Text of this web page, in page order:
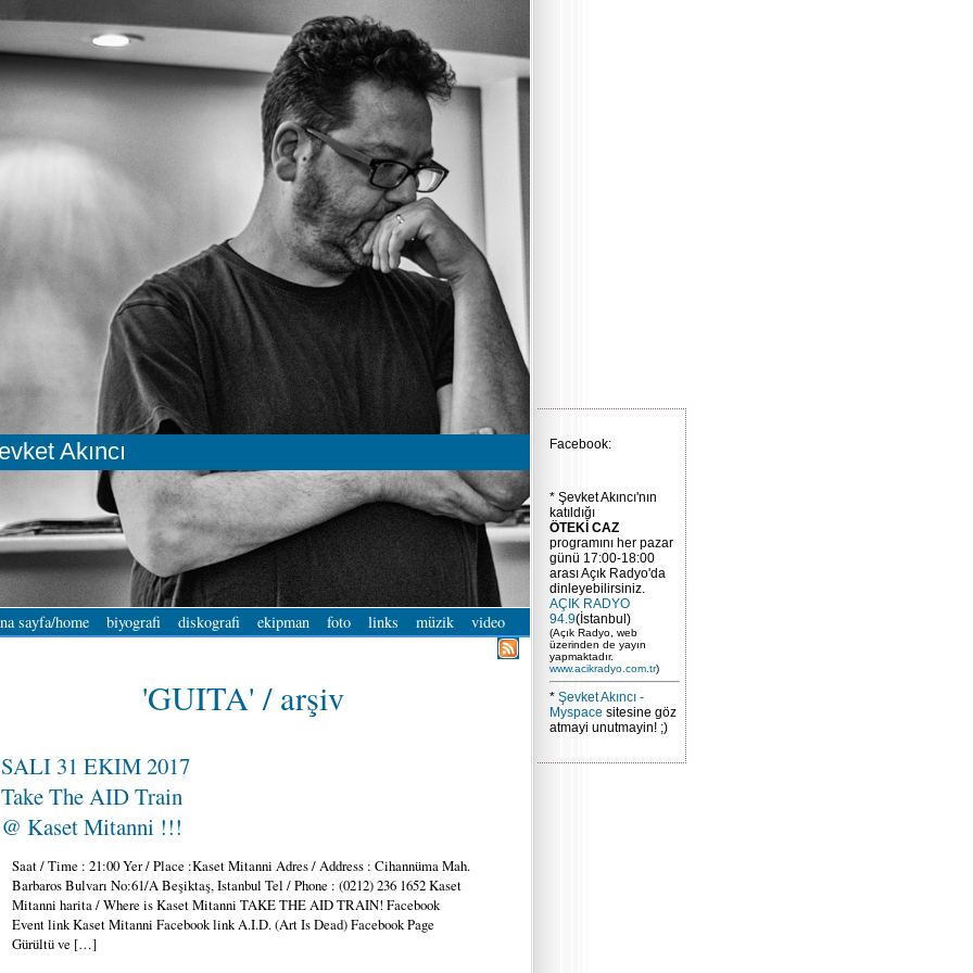
Akıncı
sayfa/home biyografi diskografi ekipman foto links müzik video
'GUITA' / arşiv
SALI 31 EKIM 2017
Take The AID Train
@ Kaset Mitanni !!!
Saat / Time : 21:00 Yer / Place :Kaset Mitanni Adres / Address : Cihannüma Mah.
Barbaros Bulvarı No:61/A Beşiktaş, Istanbul Tel / Phone : (0212) 236 1652 Kaset
Mitanni harita / Where is Kaset Mitanni TAKE THE AID TRAIN! Facebook
Event link Kaset Mitanni Facebook link A.I.D. (Art Is Dead) Facebook Page
Gürültü ve […]
Facebook:
* Şevket Akıncı'nın
katıldığı
ÖTEKİ CAZ
programını her pazar
günü 17:00-18:00
arası Açık Radyo'da
dinleyebilirsiniz.
AÇIK RADYO
94.9(İstanbul)
(Açık Radyo, web
üzerinden de yayın
yapmaktadır.
www.acikradyo.com.tr)
* Şevket Akıncı -
Myspace sitesine göz
atmayi unutmayin! ;)